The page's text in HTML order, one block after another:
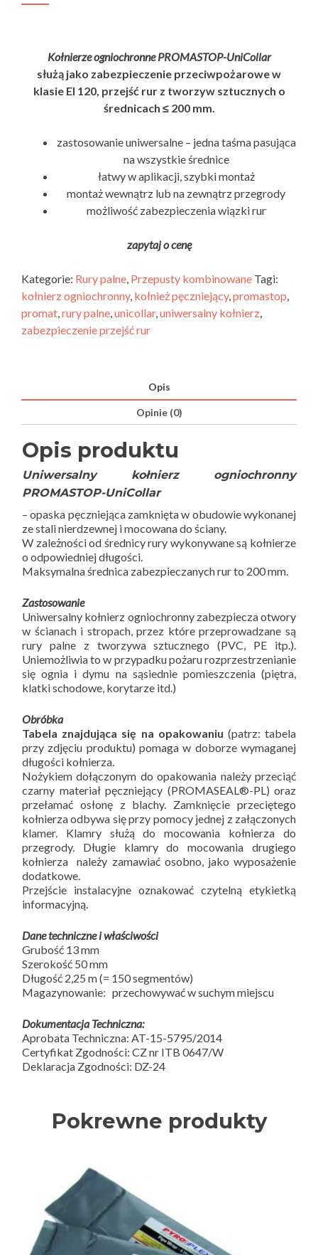
Kołnierze ogniochronne PROMASTOP-UniCollar
służą jako zabezpieczenie przeciwpożarowe w
klasie EI 120, przejść rur z tworzyw sztucznych o
średnicach ≤ 200 mm.
zastosowanie uniwersalne – jedna taśma pasująca
na wszystkie średnice
łatwy w aplikacji, szybki montaż
montaż wewnątrz lub na zewnątrz przegrody
możliwość zabezpieczenia wiązki rur
zapytaj o cenę
Kategorie: Rury palne Przepusty kombinowane Tagi:
kołnierz ogniochronny, kołnież pęczniejący, promastop
promat rury palne unicollar, uniwersalny kołnierz
zabezpieczenie przejść rur
Opis
Opinie (0)
Opis produktu
Uniwersalny kołnierz ogniochronny
PROMASTOP-UniCollar
– opaska pęczniejąca zamknięta w obudowie wykonanej
ze stali nierdzewnej i mocowana do ściany.
W zależności od średnicy rury wykonywane są kołnierze
o odpowiedniej długości.
Maksymalna średnica zabezpieczanych rur to 200 mm.
Zastosowanie
Uniwersalny kołnierz ogniochronny zabezpiecza otwory
w ścianach i stropach, przez które przeprowadzane są
rury palne z tworzywa sztucznego (PVC, PE itp.).
Uniemożliwia to w przypadku pożaru rozprzestrzenianie
się ognia i dymu na sąsiednie pomieszczenia (piętra,
klatki schodowe, korytarze itd.)
Obróbka
Tabela znajdująca się na opakowaniu (patrz: tabela
przy zdjęciu produktu) pomaga w doborze wymaganej
długości kołnierza.
Nożykiem dołączonym do opakowania należy przeciąć
czarny materiał pęczniejący (PROMASEAL®-PL) oraz
przełamać osłonę z blachy. Zamknięcie przeciętego
kołnierza odbywa się przy pomocy jednej z załączonych
klamer. Klamry służą do mocowania kołnierza do
przegrody. Długie klamry do mocowania drugiego
kołnierza należy zamawiać osobno, jako wyposażenie
dodatkowe.
Przejście instalacyjne oznakować czytelną etykietką
informacyjną.
Dane techniczne i właściwości
Grubość 13 mm
Szerokość 50 mm
Długość 2,25 m (= 150 segmentów)
Magazynowanie: przechowywać w suchym miejscu
Dokumentacja Techniczna:
Aprobata Techniczna: AT-15-5795/2014
Certyfikat Zgodności: CZ nr ITB 0647/W
Deklaracja Zgodności: DZ-24
Pokrewne produkty